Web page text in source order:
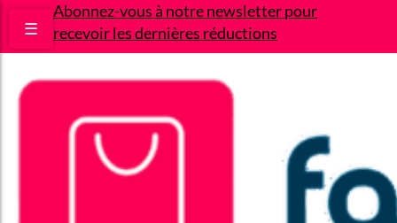
Abonnez-vous à notre newsletter pour
recevoir les dernières réductions
☰